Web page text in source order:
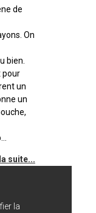
de
On
bien.
pour
un
un
suite...
la